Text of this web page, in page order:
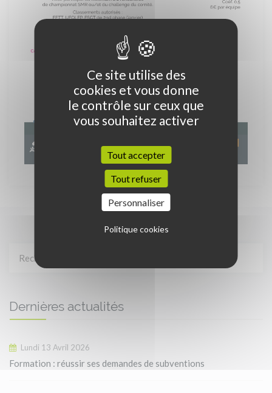
Dernières actualités
Lundi 13 Avril 2026
Formation : réussir ses demandes de subventions
Ce site utilise des
cookies et vous donne
le contrôle sur ceux que
vous souhaitez activer
Tout accepter
Tout refuser
Personnaliser
Politique cookies